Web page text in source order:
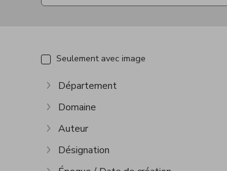
Seulement avec image
Afficher plus
Département
Afficher plus
Domaine
Afficher plus
Auteur
Afficher plus
Désignation